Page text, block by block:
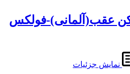
عقب(آلمانی)-فولکس
نمایش جزئیات